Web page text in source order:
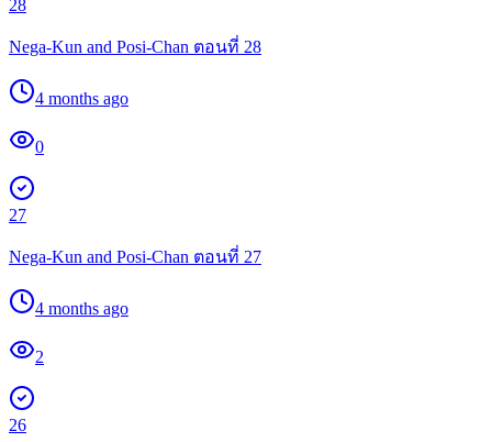
28
Nega-Kun and Posi-Chan ตอนที่ 28
4 months ago
0
27
Nega-Kun and Posi-Chan ตอนที่ 27
4 months ago
2
26